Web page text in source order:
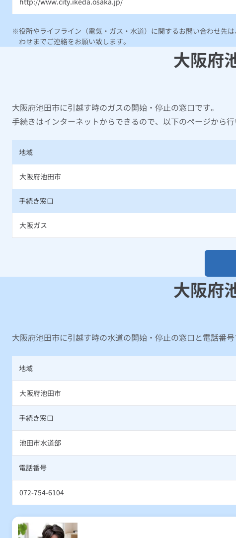
役所やライフライン（電気・ガス・水道）に関するお問い合わせ先
わせまでご連絡をお願い致します。
大阪府
大阪府池田市に引越す時のガスの開始・停止の窓口です。
手続きはインターネットからできるので、以下のページから行
地域
大阪府池田市
手続き窓口
大阪ガス
大阪府
大阪府池田市に引越す時の水道の開始・停止の窓口と電話番号
地域
大阪府池田市
手続き窓口
池田市水道部
電話番号
072-754-6104